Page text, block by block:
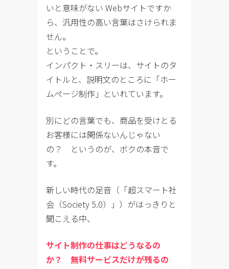
いと意味がない Webサイトですか
ら、汎用性の高い言葉はさけられま
せん。
ということで。
インパクト・スリーは、サイトのタ
イトルと、説明文のところに「ホー
ムページ制作」といれています。
別にどの言葉でも、商品を受けとる
お客様には関係ないんじゃない
の？ というのが、ボクの本音で
す。
新しい時代の足音（「超スマート社
会（Society 5.0）」）がはっきりと
聞こえる中、
サイト制作の仕事はどうなるの
か？ 無料サービスだけが残るの